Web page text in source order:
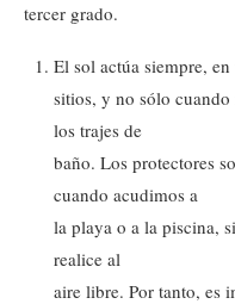
tercer grado.
El sol actúa siempre,
sitios, y no sólo
los trajes de
baño. Los protectores
cuando acudimos a
la playa o a la piscina,
realice al
aire libre. Por tanto, es